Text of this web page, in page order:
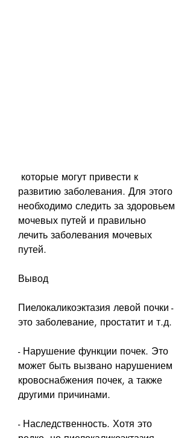
развитию заболевания. Для этого
необходимо следить за здоровьем
мочевых путей и правильно
лечить заболевания мочевых
путей.
Вывод
Пиелокаликоэктазия левой почки -
это заболевание, простатит и т.д.
- Нарушение функции почек. Это
может быть вызвано нарушением
кровоснабжения почек, а также
другими причинами.
- Наследственность. Хотя это